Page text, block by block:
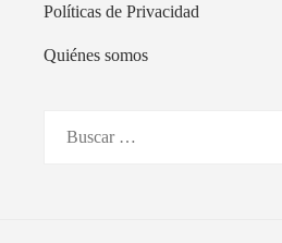
Políticas de Privacidad
Quiénes somos